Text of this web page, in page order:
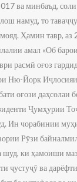
ва минбаъд,
намуд, то
Ҳамин тавр,
амал «Об
расмӣ оғоз
Ню-Йорк
оғози даҳсолаи
Ҷумҳурии
Ин чорабинии
Рӯзи
шуд, ки ҳамоиши
ҷустуҷӯ ва